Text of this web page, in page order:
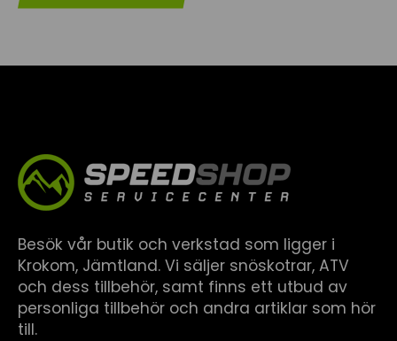
Besök vår butik och verkstad som ligger i
Krokom, Jämtland. Vi säljer snöskotrar, ATV
och dess tillbehör, samt finns ett utbud av
personliga tillbehör och andra artiklar som hör
till.